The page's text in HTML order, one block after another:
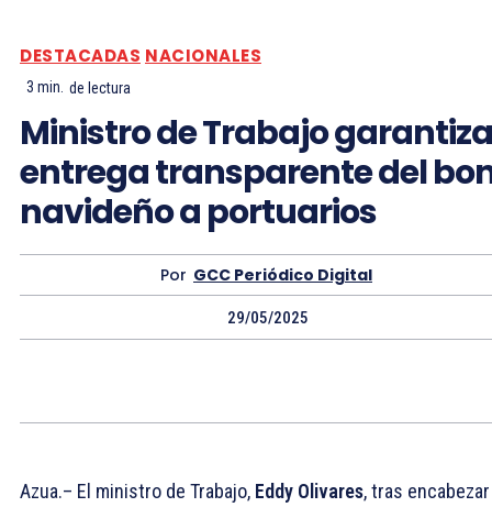
DESTACADAS NACIONALES
3 min. de lectura
Ministro de Trabajo garantiza
entrega transparente del
navideño a portuarios
Por GCC Periódico Digital
29/05/2025
Azua.– El ministro de Trabajo, Eddy Olivares, tras